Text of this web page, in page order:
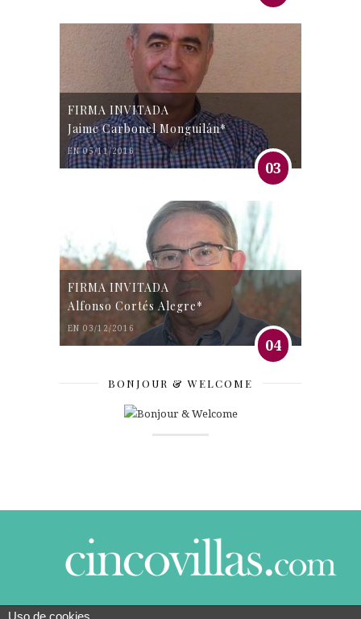
FIRMA INVITADA
Jaime Carbonel Monguilán*
EN 05/11/2016
03
FIRMA INVITADA
Alfonso Cortés Alegre*
EN 03/12/2016
04
BONJOUR & WELCOME
Uso de cookies